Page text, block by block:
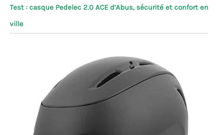
Test : casque Pedelec 2.0 ACE d’Abus, sécurité et confort en
ville